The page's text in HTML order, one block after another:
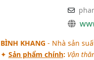
BÌNH KHANG - Nhà sản
✦ Sản phẩm chính: Vận